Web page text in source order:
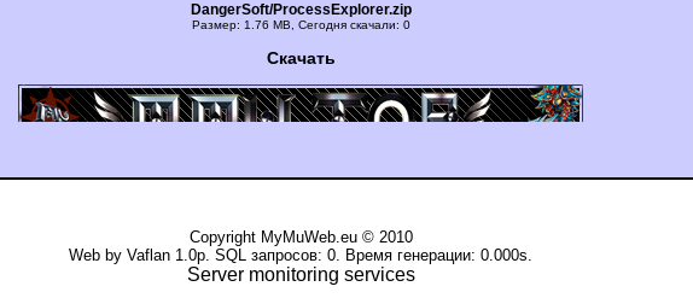
DangerSoft/ProcessExplorer.zip
Размер: 1.76 MB, Сегодня скачали: 0
Скачать
Copyright MyMuWeb.eu© 2010
Web by Vaflan 1.0p. SQL запросов: 0. Время генерации: 0.000s.
Server monitoring services